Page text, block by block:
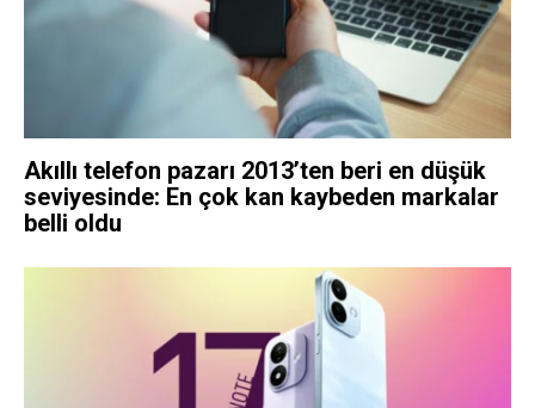
Akıllı telefon pazarı 2013’ten beri en düşük
seviyesinde: En çok kan kaybeden markalar
belli oldu